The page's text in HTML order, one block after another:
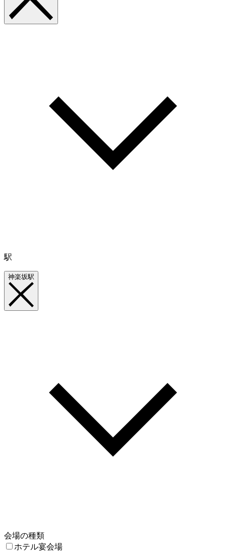
駅
神楽坂駅
会場の種類
ホテル宴会場